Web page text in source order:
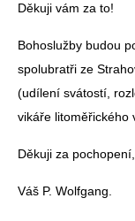
Děkuji vám za to!
Bohoslužby budou
spolubratři ze
(udílení svátostí,
vikáře litoměřického
Děkuji za
Váš P. Wolfgang.